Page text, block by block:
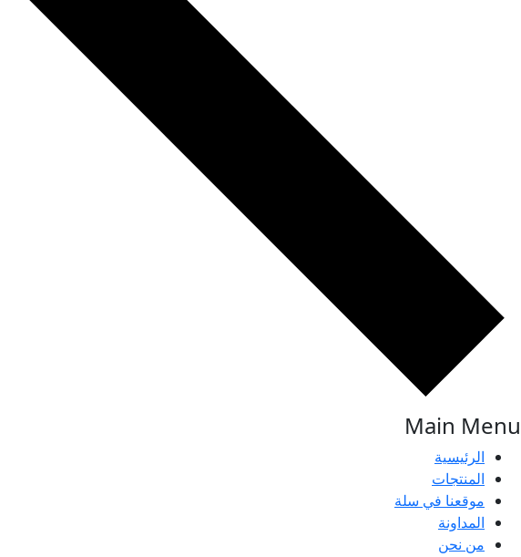
Main Menu
الرئيسية
المنتجات
موقعنا في سلة
المداونة
من نحن